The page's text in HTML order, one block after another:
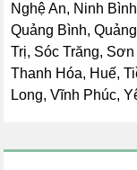
Nghệ An, Ninh
Quảng Bình,
Trị, Sóc Trăng,
Thanh Hóa, Huế,
Long, Vĩnh Phúc,